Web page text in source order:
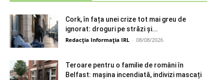
Cork, în fața unei crize tot mai greu de
ignorat: droguri pe străzi și...
Redacția Informația IRL - 08/08/2026
Teroare pentru o familie de români în
Belfast: mașina incendiată, indivizi mascați